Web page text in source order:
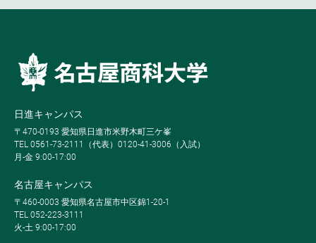
日進キャンパス
〒470-0193 愛知県日進市米野木町三ケ峯
TEL 0561-73-2111（代表）0120-41-3006（入試）
月-金 9:00-17:00
名古屋キャンパス
〒460-0003 愛知県名古屋市中区錦1-20-1
TEL 052-223-3111
火-土 9:00-17:00